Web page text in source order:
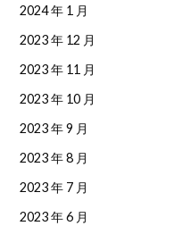
2024 年 1 月
2023 年 12 月
2023 年 11 月
2023 年 10 月
2023 年 9 月
2023 年 8 月
2023 年 7 月
2023 年 6 月